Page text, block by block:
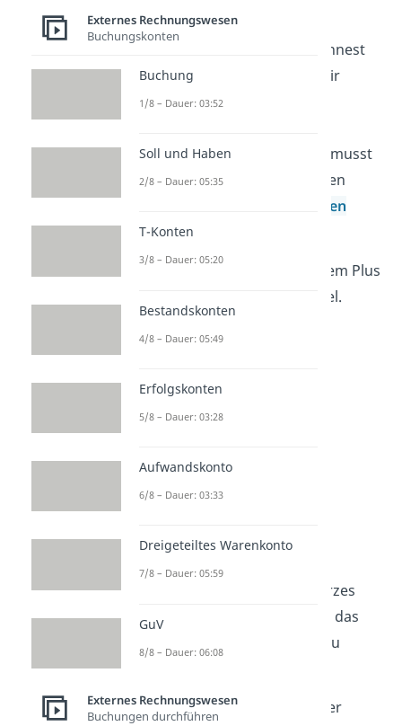
subtrahierst du – je nach Fall.
Wenn du das Ergebnis berechnest
und eingetragen hast, sind wir
schon fast fertig. Um den
Geschäftsjahres zu erhalten, musst
du nur noch alle Werte von den
Anschaffungskosten
abziehen oder hinzurechnen.
Das erkennst du jeweils an dem Plus
oder Minus im Anlagenspiegel.
Anlagenspiegel
Schauen wir uns noch ein kurzes
Anlagengitter Beispiel an, um das
Ganze etwas verständlicher zu
Stell dir vor, du arbeitest in der
Externes Rechnungswesen
Buchungskonten
Buchung
1/8 – Dauer: 03:52
Soll und Haben
2/8 – Dauer: 05:35
T-Konten
3/8 – Dauer: 05:20
Bestandskonten
4/8 – Dauer: 05:49
Erfolgskonten
5/8 – Dauer: 03:28
Aufwandskonto
6/8 – Dauer: 03:33
Dreigeteiltes Warenkonto
7/8 – Dauer: 05:59
GuV
8/8 – Dauer: 06:08
Externes Rechnungswesen
Buchungen durchführen